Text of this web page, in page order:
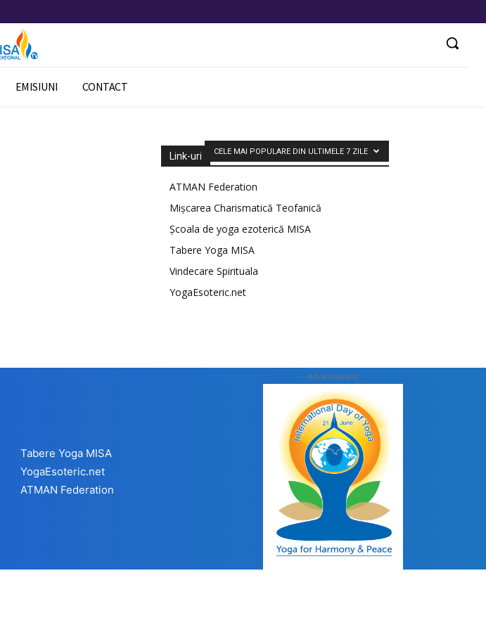
EMISIUNI CONTACT
CELE MAI POPULARE DIN ULTIMELE 7 ZILE
Link-uri
ATMAN Federation
Mișcarea Charismatică Teofanică
Școala de yoga ezoterică MISA
Tabere Yoga MISA
Vindecare Spirituala
YogaEsoteric.net
Tabere Yoga MISA
YogaEsoteric.net
ATMAN Federation
- Advertisement -